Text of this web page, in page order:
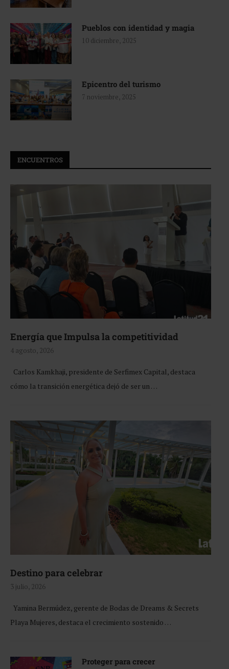
Pueblos con identidad y magia
10 diciembre, 2025
Epicentro del turismo
7 noviembre, 2025
ENCUENTROS
Energía que Impulsa la competitividad
4 agosto, 2026
Carlos Kamkhaji, presidente de Serfimex Capital, destaca
cómo la transición energética dejó de ser un …
Destino para celebrar
3 julio, 2026
Yamina Bermúdez, gerente de Bodas de Dreams & Secrets
Playa Mujeres, destaca el crecimiento sostenido …
Proteger para crecer